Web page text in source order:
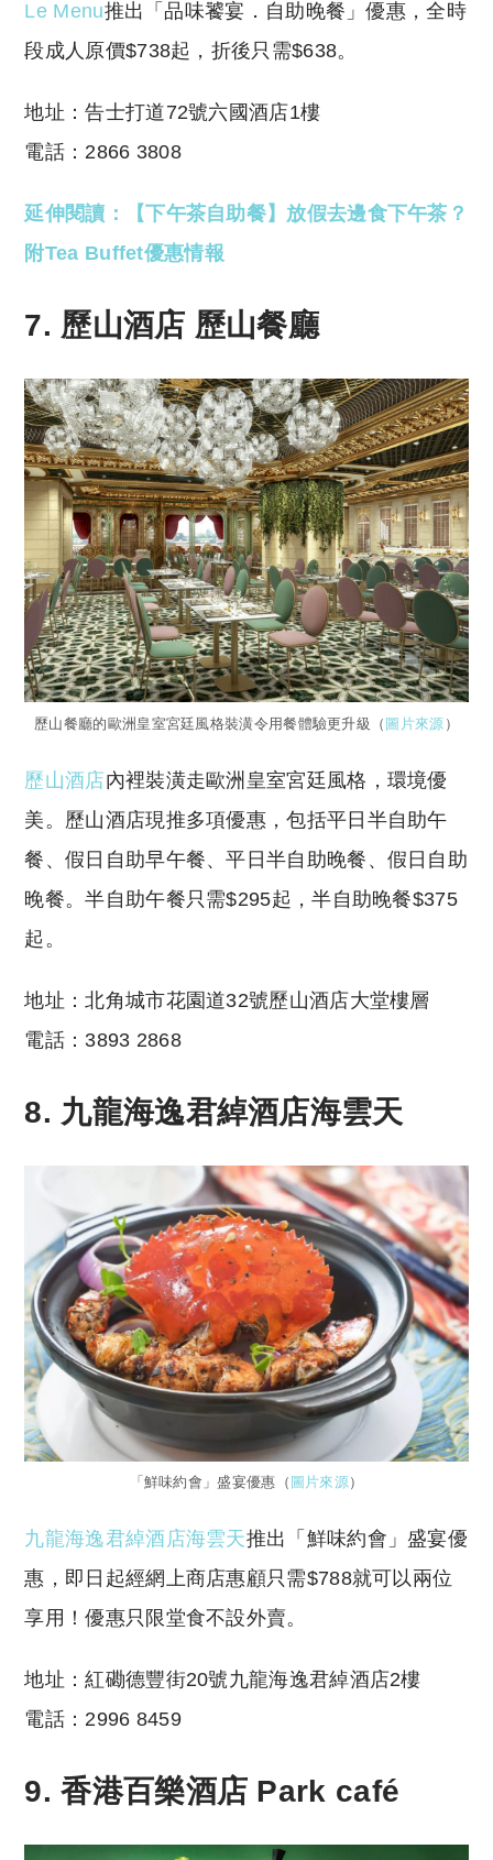
Le Menu推出「品味饕宴．自助晚餐」優惠，全時
段成人原價$738起，折後只需$638。
地址：告士打道72號六國酒店1樓
電話：2866 3808
延伸閱讀：【下午茶自助餐】放假去邊食下午茶？
附Tea Buffet優惠情報
7. 歷山酒店 歷山餐廳
歷山餐廳的歐洲皇室宮廷風格裝潢令用餐體驗更升級（ 圖片來源 ）
歷山酒店內裡裝潢走歐洲皇室宮廷風格，環境優
美。歷山酒店現推多項優惠，包括平日半自助午
餐、假日自助早午餐、平日半自助晚餐、假日自助
晚餐。半自助午餐只需$295起，半自助晚餐$375
起。
地址：北角城市花園道32號歷山酒店大堂樓層
電話：3893 2868
8. 九龍海逸君綽酒店海雲天
「鮮味約會」盛宴優惠（ 圖片來源）
九龍海逸君綽酒店海雲天推出「鮮味約會」盛宴優
惠，即日起經網上商店惠顧只需$788就可以兩位
享用！優惠只限堂食不設外賣。
地址：紅磡德豐街20號九龍海逸君綽酒店2樓
電話：2996 8459
9. 香港百樂酒店 Park café